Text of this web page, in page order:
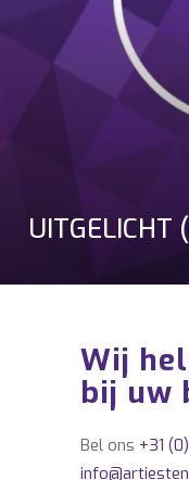
UITGELICHT
Wij
bij uw
Bel ons +31